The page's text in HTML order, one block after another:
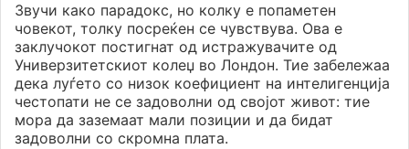
Звучи како парадокс, но колку е попаметен
човекот, толку посреќен се чувствува. Ова е
заклучокот постигнат од истражувачите од
Универзитетскиот колеџ во Лондон. Тие забележаа
дека луѓето со низок коефициент на интелигенција
честопати не се задоволни од својот живот: тие
мора да заземаат мали позиции и да бидат
задоволни со скромна плата.